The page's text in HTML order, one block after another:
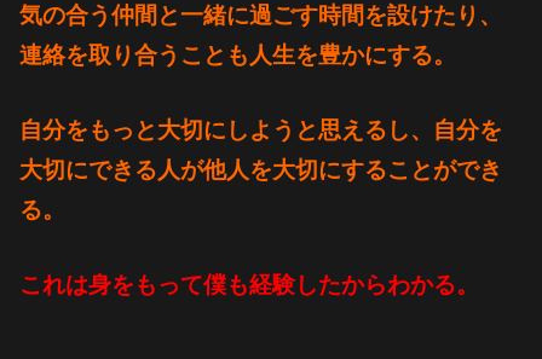
気の合う仲間と一緒に過ごす時間を設けたり、
連絡を取り合うことも人生を豊かにする。
自分をもっと大切にしようと思えるし、 自分を
大切にできる人が他人を大切にすることができ
る。
これは身をもって僕も経験したからわかる。